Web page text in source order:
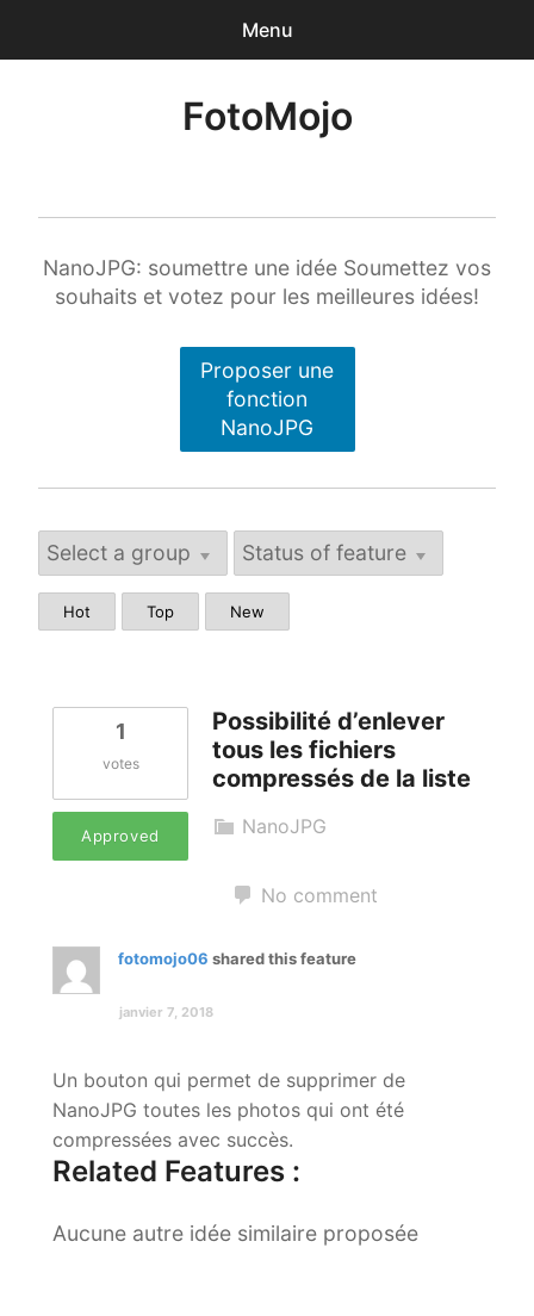
Menu
Drone de loisir
Méga-formation Strobist / Studio de Rue
Lumière et flash TTL
Le Look Noir et Blanc
Blaise Retouche Portrait
FotoMojo
NanoJPG: soumettre une idée Soumettez vos
souhaits et votez pour les meilleures idées!
Proposer une
fonction
NanoJPG
Hot Top New
1
votes
Approved
Possibilité d’enlever
tous les fichiers
compressés de la liste
NanoJPG
No comment
fotomojo06 shared this feature
janvier 7, 2018
Un bouton qui permet de supprimer de
NanoJPG toutes les photos qui ont été
compressées avec succès.
Related Features :
Aucune autre idée similaire proposée